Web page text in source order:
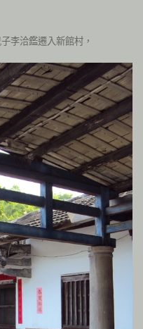
李洽鑑遷入新館村，